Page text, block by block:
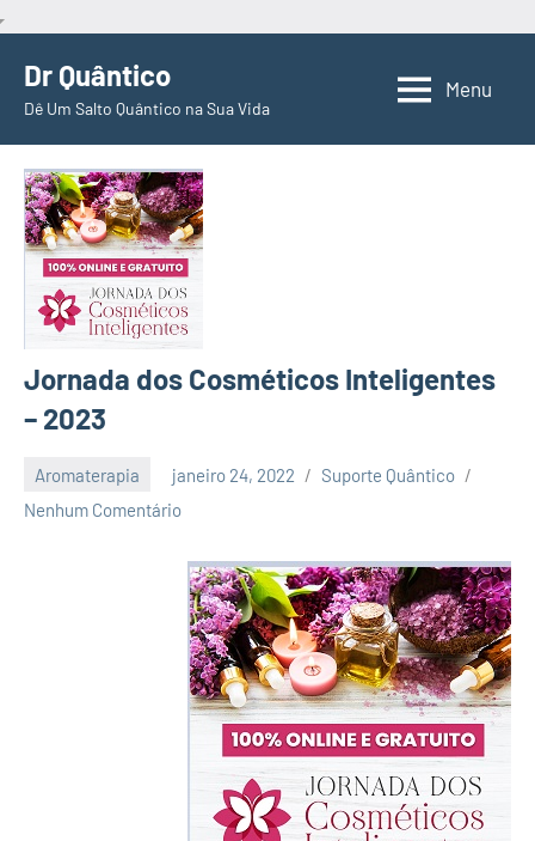
para
conteúdo
Dr Quântico
Dê Um Salto Quântico na Sua Vida
Menu
Jornada dos Cosméticos Inteligentes
– 2023
Aromaterapia janeiro 24, 2022
Suporte Quântico
Nenhum Comentário